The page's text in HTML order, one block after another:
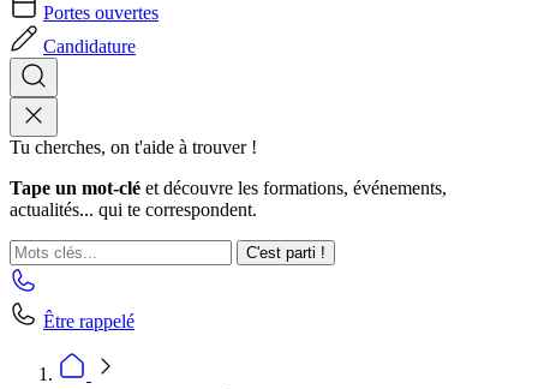
Portes ouvertes
Candidature
Tu cherches, on t'aide à trouver !
Tape un mot-clé et découvre les formations, événements,
actualités... qui te correspondent.
C'est parti !
Être rappelé